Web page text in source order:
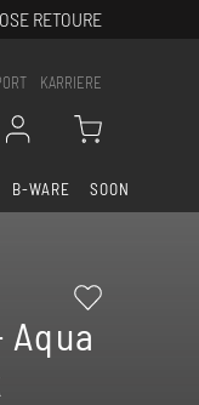
RETOURE
KARRIERE
B-WARE SOON